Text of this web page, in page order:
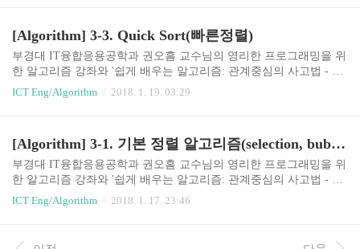
를 가지면서, merge sort처럼 추가적인 배열이 필요하지 않기 때문에
좋은 정렬 알고리즘 중 하나다.Heap의 정의Heap은완전 이진 트리(co
mplete binary tree)이면서Heap property를 만족해야 한다.동일한 데이
[Algorithm] 3-3. Quick Sort(빠른정렬)
부경대 IT융합응용공학과 권오흠 교수님의 영리한 프로그래밍을 위
한 알고리즘 강좌와 '쉽게 배우는 알고리즘: 관계중심의 사고법 - 문
병로'등을 통한 알고리즘 학습 강좌 링크3-3. 빠른정렬(Quick Sort)분
할정복법분할배열을 다음과 같은 조건이 만족되도록 두 부분으로
ICT Eng/Algorithm 2018. 1. 19. 03:29
[Algorithm] 3-1. 기본 정렬 알고리즘(selection, bubble, insertion sort) with JAVA
부경대 IT융합응용공학과 권오흠 교수님의 영리한 프로그래밍을 위
한 알고리즘 강좌와 '쉽게 배우는 알고리즘: 관계중심의 사고법 - 문
병로'등을 통한 알고리즘 학습 강좌 링크3-1. 정렬simple, slowBubble
sortInsertion sortSelection sortfastQuick sortMerge sortHeap sortO(n)Rad
찾는다최대 원소와 맨 오른쪽 원소를 교환한다.맨 오른쪽 원소를 제
ICT Eng/Algorithm 2018. 1. 17. 23:46